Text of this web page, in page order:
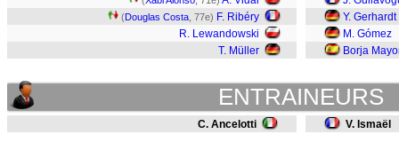
(Douglas Costa , 77e) F. Ribéry
R. Lewandowski
T. Müller
Y. Gerhardt
M. Gómez
Borja
ENTRAINEURS
C. Ancelotti V. Ismaël